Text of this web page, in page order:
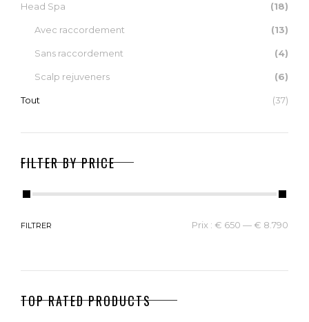
Head Spa (18)
Avec raccordement (13)
Sans raccordement (4)
Scalp rejuveners (6)
Tout (37)
FILTER BY PRICE
FILTRER Prix : € 650 — € 8.790
TOP RATED PRODUCTS